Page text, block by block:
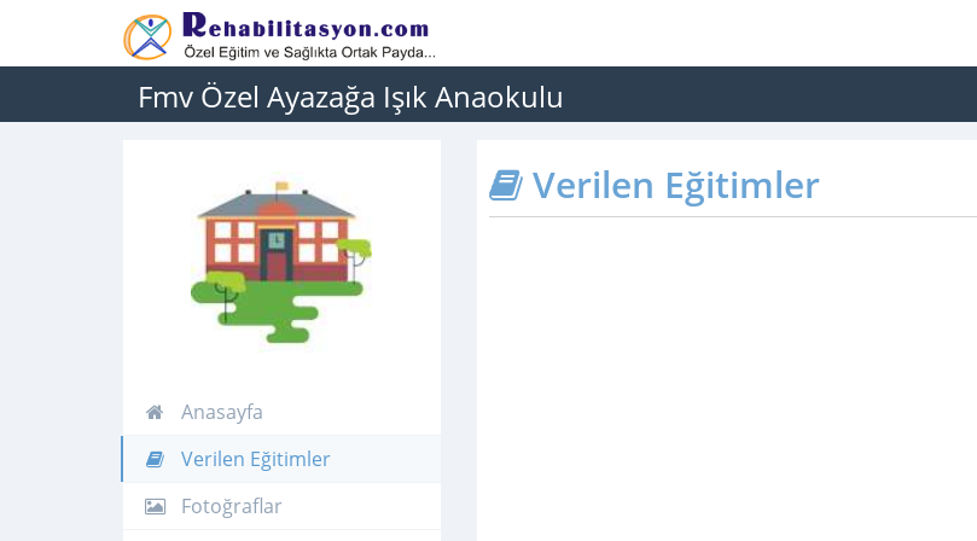
Fmv Özel Ayazağa Işık Anaokulu
Anasayfa
Verilen Eğitimler
Fotoğraflar
Verilen Eğitimler